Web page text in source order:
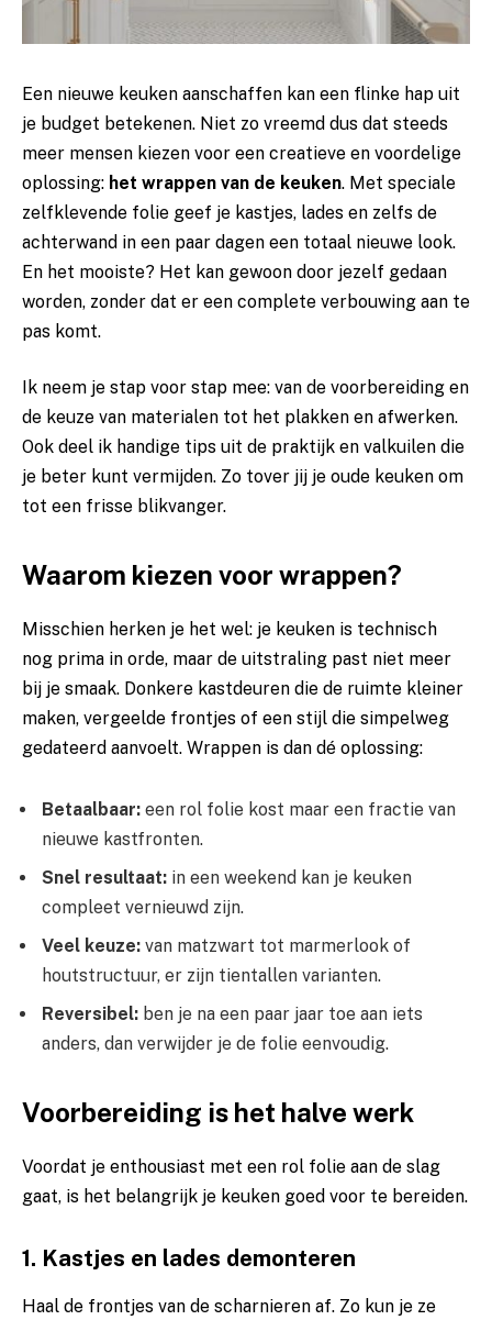
Een nieuwe keuken aanschaffen kan een flinke hap uit
je budget betekenen. Niet zo vreemd dus dat steeds
meer mensen kiezen voor een creatieve en voordelige
oplossing: het wrappen van de keuken. Met speciale
zelfklevende folie geef je kastjes, lades en zelfs de
achterwand in een paar dagen een totaal nieuwe look.
En het mooiste? Het kan gewoon door jezelf gedaan
worden, zonder dat er een complete verbouwing aan te
pas komt.
Ik neem je stap voor stap mee: van de voorbereiding en
de keuze van materialen tot het plakken en afwerken.
Ook deel ik handige tips uit de praktijk en valkuilen die
je beter kunt vermijden. Zo tover jij je oude keuken om
tot een frisse blikvanger.
Waarom kiezen voor wrappen?
Misschien herken je het wel: je keuken is technisch
nog prima in orde, maar de uitstraling past niet meer
bij je smaak. Donkere kastdeuren die de ruimte kleiner
maken, vergeelde frontjes of een stijl die simpelweg
gedateerd aanvoelt. Wrappen is dan dé oplossing:
Betaalbaar: een rol folie kost maar een fractie van
nieuwe kastfronten.
Snel resultaat: in een weekend kan je keuken
compleet vernieuwd zijn.
Veel keuze: van matzwart tot marmerlook of
houtstructuur, er zijn tientallen varianten.
Reversibel: ben je na een paar jaar toe aan iets
anders, dan verwijder je de folie eenvoudig.
Voorbereiding is het halve werk
Voordat je enthousiast met een rol folie aan de slag
gaat, is het belangrijk je keuken goed voor te bereiden.
1. Kastjes en lades demonteren
Haal de frontjes van de scharnieren af. Zo kun je ze